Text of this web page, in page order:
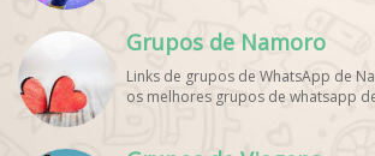
Grupos de Namoro
Links de grupos de WhatsApp de
os melhores grupos de whatsapp